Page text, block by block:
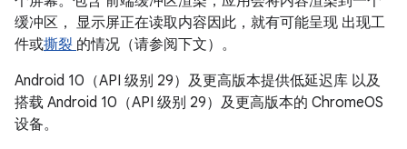
缓冲区， 显示屏正在读取内容因此，就有可能呈现 出现工
件或撕裂 的情况（请参阅下文）。
Android 10（API 级别 29）及更高版本提供低延迟库 以及
搭载 Android 10（API 级别 29）及更高版本的 ChromeOS
设备。